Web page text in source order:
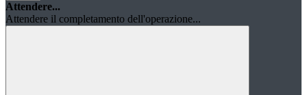
Attendere...
Attendere il completamento dell'operazione...